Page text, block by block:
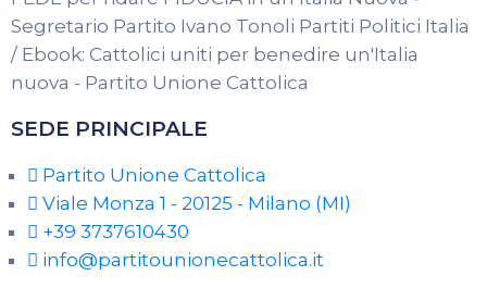
SEDE PRINCIPALE
Partito Unione Cattolica
Viale Monza 1 - 20125 - Milano (MI)
+39 3737610430
info@partitounionecattolica.it